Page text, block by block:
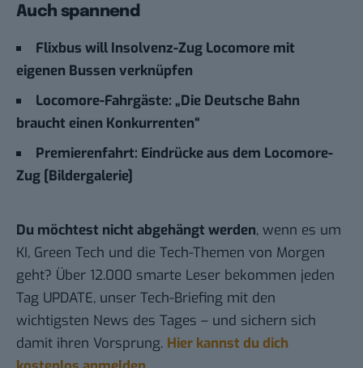
Auch spannend
Flixbus will Insolvenz-Zug Locomore mit
eigenen Bussen verknüpfen
Locomore-Fahrgäste: „Die Deutsche Bahn
braucht einen Konkurrenten“
Premierenfahrt: Eindrücke aus dem Locomore-
Zug [Bildergalerie]
Du möchtest nicht abgehängt werden, wenn es um
KI, Green Tech und die Tech-Themen von Morgen
geht? Über 12.000 smarte Leser bekommen jeden
Tag UPDATE, unser Tech-Briefing mit den
wichtigsten News des Tages – und sichern sich
damit ihren Vorsprung. Hier kannst du dich